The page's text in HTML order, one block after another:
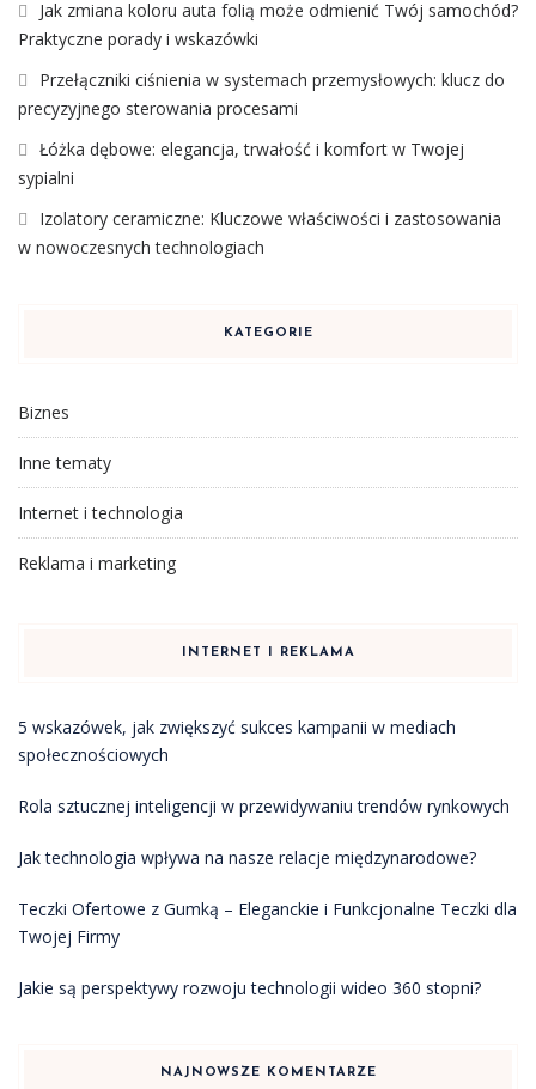
Jak zmiana koloru auta folią może odmienić Twój samochód?
Praktyczne porady i wskazówki
Przełączniki ciśnienia w systemach przemysłowych: klucz do
precyzyjnego sterowania procesami
Łóżka dębowe: elegancja, trwałość i komfort w Twojej
sypialni
Izolatory ceramiczne: Kluczowe właściwości i zastosowania
w nowoczesnych technologiach
KATEGORIE
Biznes
Inne tematy
Internet i technologia
Reklama i marketing
INTERNET I REKLAMA
5 wskazówek, jak zwiększyć sukces kampanii w mediach
społecznościowych
Rola sztucznej inteligencji w przewidywaniu trendów rynkowych
Jak technologia wpływa na nasze relacje międzynarodowe?
Teczki Ofertowe z Gumką – Eleganckie i Funkcjonalne Teczki dla
Twojej Firmy
Jakie są perspektywy rozwoju technologii wideo 360 stopni?
NAJNOWSZE KOMENTARZE